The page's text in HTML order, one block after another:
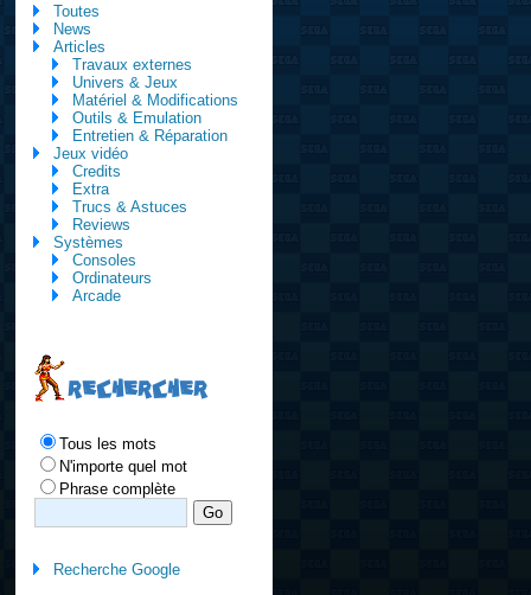
Toutes
News
Articles
Travaux externes
Univers & Jeux
Matériel & Modifications
Outils & Emulation
Entretien & Réparation
Jeux vidéo
Credits
Extra
Trucs & Astuces
Reviews
Systèmes
Consoles
Ordinateurs
Arcade
RECHERCHER
Tous les mots
N'importe quel mot
Phrase complète
Recherche Google